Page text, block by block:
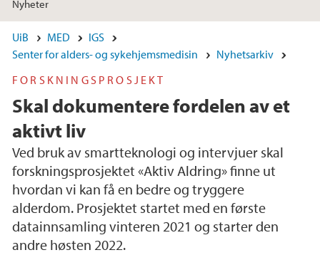
Nyheter
UiB MED
IGS
Senter for alders- og sykehjemsmedisin
Nyhetsarkiv
FORSKNINGSPROSJEKT
Skal dokumentere fordelen av et
aktivt liv
Ved bruk av smartteknologi og intervjuer skal
forskningsprosjektet «Aktiv Aldring» finne ut
hvordan vi kan få en bedre og tryggere
alderdom. Prosjektet startet med en første
datainnsamling vinteren 2021 og starter den
andre høsten 2022.